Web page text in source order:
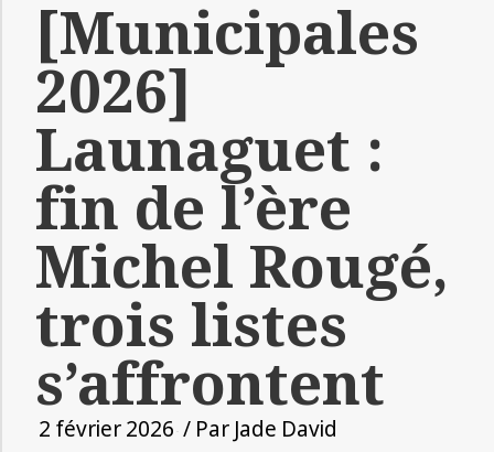
[Municipales
2026]
Launaguet :
fin de l’ère
Michel Rougé,
trois listes
s’affrontent
2 février 2026 / ParJade David